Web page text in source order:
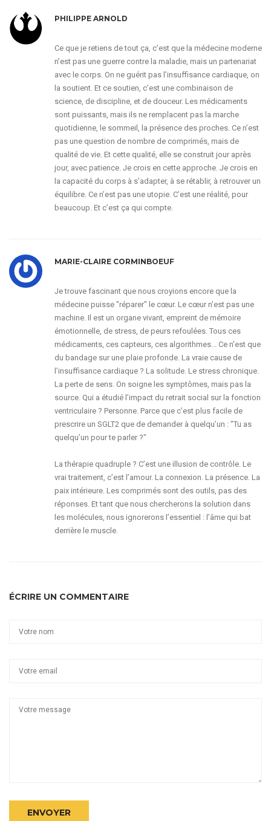
PHILIPPE ARNOLD
Ce que je retiens de tout ça, c’est que la médecine moderne
n’est pas une guerre contre la maladie, mais un partenariat
avec le corps. On ne guérit pas l’insuffisance cardiaque, on
la soutient. Et ce soutien, c’est une combinaison de
science, de discipline, et de douceur. Les médicaments
sont puissants, mais ils ne remplacent pas la marche
quotidienne, le sommeil, la présence des proches. Ce n’est
pas une question de nombre de comprimés, mais de
qualité de vie. Et cette qualité, elle se construit jour après
jour, avec patience. Je crois en cette approche. Je crois en
la capacité du corps à s’adapter, à se rétablir, à retrouver un
équilibre. Ce n’est pas une utopie. C’est une réalité, pour
beaucoup. Et c’est ça qui compte.
MARIE-CLAIRE CORMINBOEUF
Je trouve fascinant que nous croyions encore que la
médecine puisse "réparer" le cœur. Le cœur n’est pas une
machine. Il est un organe vivant, empreint de mémoire
émotionnelle, de stress, de peurs refoulées. Tous ces
médicaments, ces capteurs, ces algorithmes... Ce n’est que
du bandage sur une plaie profonde. La vraie cause de
l’insuffisance cardiaque ? La solitude. Le stress chronique.
La perte de sens. On soigne les symptômes, mais pas la
source. Qui a étudié l’impact du retrait social sur la fonction
ventriculaire ? Personne. Parce que c’est plus facile de
prescrire un SGLT2 que de demander à quelqu’un : "Tu as
quelqu’un pour te parler ?"
La thérapie quadruple ? C’est une illusion de contrôle. Le
vrai traitement, c’est l’amour. La connexion. La présence. La
paix intérieure. Les comprimés sont des outils, pas des
réponses. Et tant que nous chercherons la solution dans
les molécules, nous ignorerons l’essentiel : l’âme qui bat
derrière le muscle.
ÉCRIRE UN COMMENTAIRE
ENVOYER